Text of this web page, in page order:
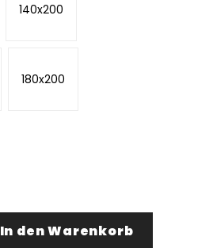
140x200
180x200
In den Warenkorb